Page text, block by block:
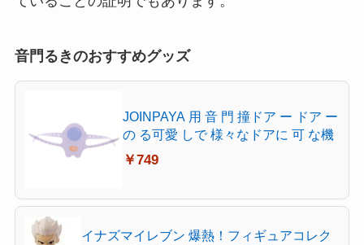
音門るきのおすすめグッズ
JOINPAYA 用 音 門 撞ドア ー ドア ー
の る可愛 しで 様々なドアに 可 な機
￥749
イナズマイレブン 爆熱！フィギュアコレク